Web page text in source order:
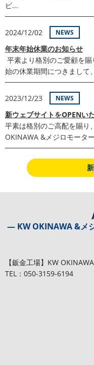
ビ...
2024/12/02 NEWS
年末年始休業のお知らせ
平素より格別のご愛顧を
始の休業期間につきまして
2023/12/23 NEWS
新ウェブサイトをOPENい
平素は格別のご高配を賜り
OKINAWA &メジロモータ
― KW OKINAWA &メ
【鈑金工場】KW OKINAWA
TEL：050-3159-6194